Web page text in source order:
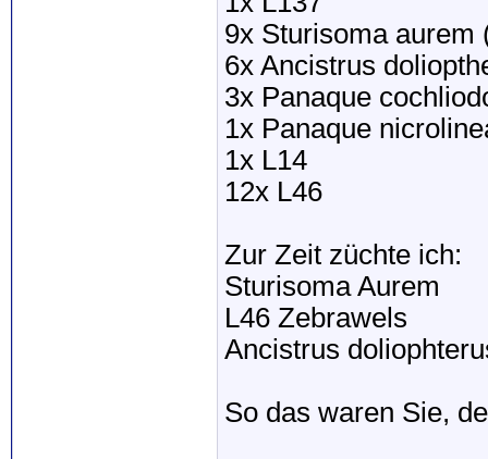
9x Sturisoma
6x Ancistrus
3x Panaque
1x Panaque
1x L14
12x L46
Zur Zeit züchte ich:
Sturisoma Aurem
L46 Zebrawels
Ancistrus
So das waren Sie,